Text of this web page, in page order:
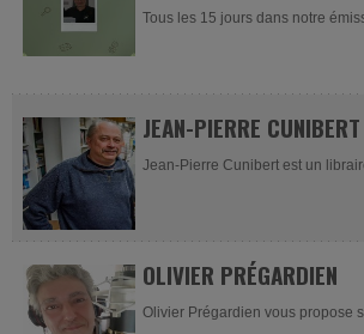
Tous les 15 jours dans notre
JEAN-PIERRE CUNIBERT
Jean-Pierre Cunibert est un
OLIVIER PRÉGARDIEN
Olivier Prégardien vous propose